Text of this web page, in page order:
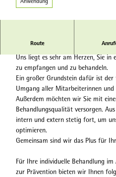
Route
Das Plus für Sie und Ihren Körper!
Uns liegt es sehr am Herzen, Sie in
zu empfangen und zu behandeln.
Ein großer Grundstein dafür ist
Umgang aller Mitarbeiterinnen
Außerdem möchten wir Sie mit
Behandlungsqualität versorgen.
intern und extern stetig fort, um
optimieren.
Gemeinsam sind wir das Plus für
Für Ihre individuelle Behandlung
zur Prävention bieten wir Ihnen